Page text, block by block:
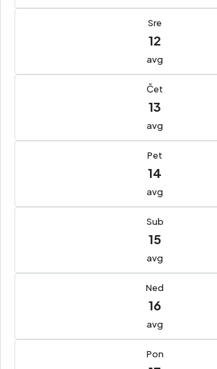
Sre
12
avg
Čet
13
avg
Pet
14
avg
Sub
15
avg
Ned
16
avg
Pon